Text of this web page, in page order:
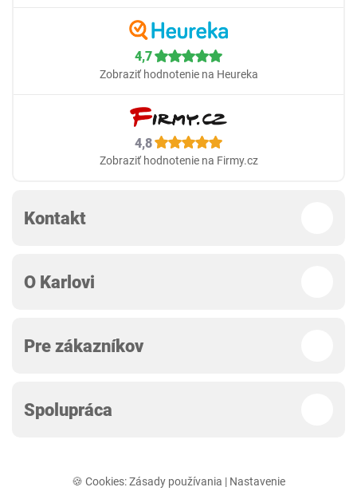
4,7
Zobraziť hodnotenie na Heureka
4,8
Zobraziť hodnotenie na Firmy.cz
Kontakt
O Karlovi
Pre zákazníkov
Spolupráca
🍪 Cookies:Zásady používania | Nastavenie